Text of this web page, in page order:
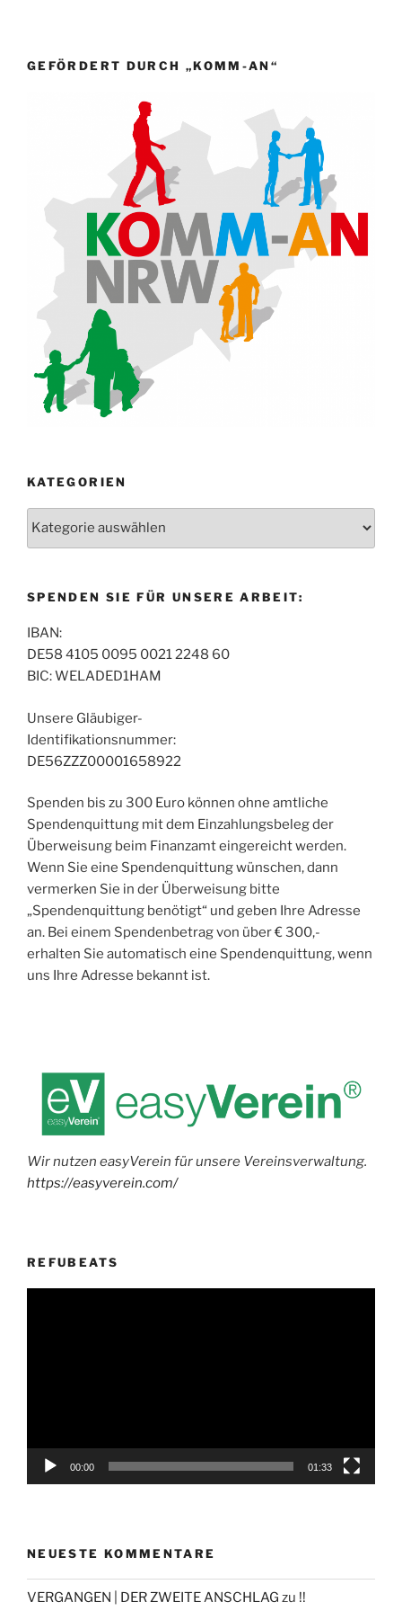
GEFÖRDERT DURCH „KOMM-AN“
KATEGORIEN
SPENDEN SIE FÜR UNSERE ARBEIT:
IBAN:
DE58 4105 0095 0021 2248 60
BIC: WELADED1HAM
Unsere Gläubiger-
Identifikationsnummer:
DE56ZZZ00001658922
Spenden bis zu 300 Euro können ohne amtliche
Spendenquittung mit dem Einzahlungsbeleg der
Überweisung beim Finanzamt eingereicht werden.
Wenn Sie eine Spendenquittung wünschen, dann
vermerken Sie in der Überweisung bitte
„Spendenquittung benötigt“ und geben Ihre Adresse
an. Bei einem Spendenbetrag von über € 300,-
erhalten Sie automatisch eine Spendenquittung, wenn
uns Ihre Adresse bekannt ist.
Wir nutzen easyVerein für unsere Vereinsverwaltung.
https://easyverein.com/
REFUBEATS
00:00 01:33
NEUESTE KOMMENTARE
VERGANGEN | DER ZWEITE ANSCHLAG zu !!